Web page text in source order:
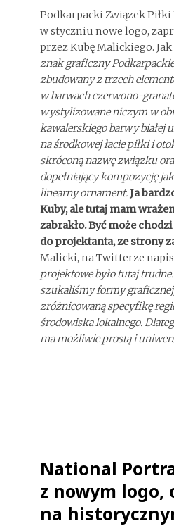
Podkarpacki Związek Piłki
w styczniu nowe logo,
przez Kubę Malickiego.
znak graficzny
zbudowany z trzech
w barwach czerwono-
wystylizowane niczym w
kawalerskiego barwy białej
na środkowej łacie piłki i
skróconą nazwę związku
dopełniający kompozycję
linearny ornament.Ja
Kuby, ale tutaj mam
zabrakło. Być może
do projektanta, ze strony
Malicki, na Twitterze
projektowe było tutaj
szukaliśmy formy
zróżnicowaną specyfikę
środowiska lokalnego.
ma możliwie prostą i
National
z nowym logo,
na